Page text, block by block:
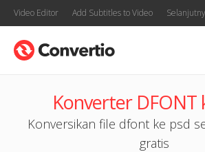
Video Editor Add Subtitles to Video
Konverter DFONT
Konversikan file dfont ke psd
gratis